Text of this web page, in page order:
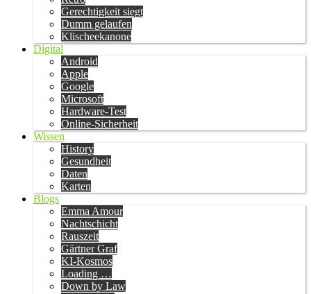
Gerechtigkeit siegt
Dumm gelaufen
Klischeekanone
Digital
Android
Apple
Google
Microsoft
Hardware-Test
Online-Sicherheit
Wissen
History
Gesundheit
Daten
Karten
Blogs
Emma Amour
Nachtschicht
Rauszeit
Gärtner Graf
KI-Kosmos
Loading …
Down by Law